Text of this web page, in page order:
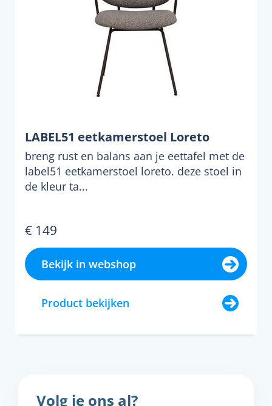
LABEL51 eetkamerstoel Loreto
breng rust en balans aan je eettafel met de
label51 eetkamerstoel loreto. deze stoel in
de kleur ta...
€ 149
Bekijk in webshop
Product bekijken
Volg je ons al?